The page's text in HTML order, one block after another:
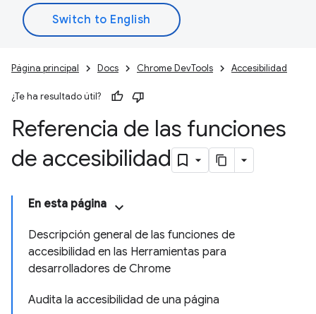
Página principal Docs Chrome DevTools Accesibilidad
¿Te ha resultado útil?
Referencia de las funciones
de accesibilidad
En esta página
Descripción general de las funciones de
accesibilidad en las Herramientas para
desarrolladores de Chrome
Audita la accesibilidad de una página